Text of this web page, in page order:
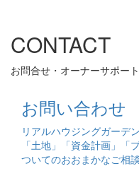
CONTACT
お問合せ・オーナーサポート
お問い合わせ
リアルハウジングガーデ
「土地」「資金計画」「
ついてのおおまかなご相